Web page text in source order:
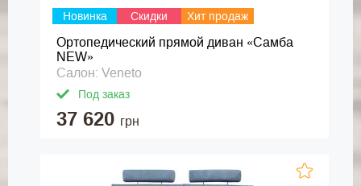
Новинка Скидки Хит продаж
Ортопедический прямой диван «Самба
NEW»
Салон: Veneto
Под заказ
37 620 грн